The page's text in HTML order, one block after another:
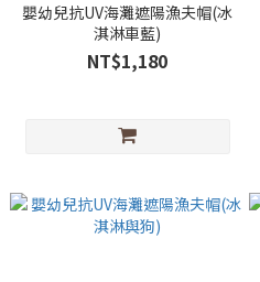
嬰幼兒抗UV海灘遮陽漁夫帽(冰
淇淋車藍)
NT$1,180